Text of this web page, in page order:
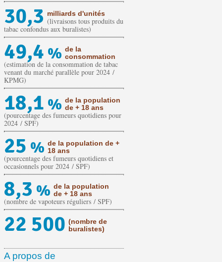
30,3 milliards d'unités
(livraisons tous produits du
tabac confondus aux buralistes)
49,4 % de la
consommation
(estimation de la consommation de tabac
venant du marché parallèle pour 2024 /
KPMG)
18,1 % de la population
de + 18 ans
(pourcentage des fumeurs quotidiens pour
2024 / SPF)
25 % de la population de +
18 ans
(pourcentage des fumeurs quotidiens et
occasionnels pour 2024 / SPF)
8,3 % de la population
de + 18 ans
(nombre de vapoteurs réguliers / SPF)
22 500 (nombre de
buralistes)
A propos de